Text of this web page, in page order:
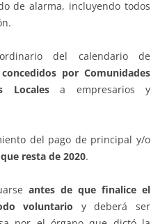
de alarma, incluyendo todos
del calendario de
por Comunidades
Locales a empresarios y
del pago de principal y/o
resta de 2020.
antes de que finalice el
voluntario y deberá ser